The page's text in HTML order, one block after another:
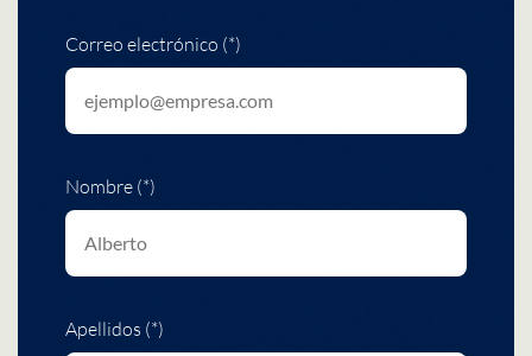
Correo electrónico (*)
Nombre (*)
Apellidos (*)